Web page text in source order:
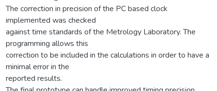
The correction in precision of the PC based clock
implemented was checked
against time standards of the Metrology Laboratory. The
programming allows this
correction to be included in the calculations in order to have a
minimal error in the
reported results.